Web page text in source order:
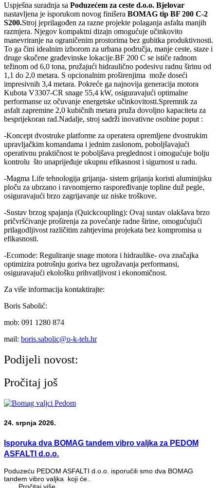
Uspješna suradnja sa Poduzećem za ceste d.o.o. Bjelovar
nastavljena je isporukom novog finišera BOMAG tip BF 200 C-2
S200.Stroj jeprilagođen za razne projekte polaganja asfalta manjih
razmjera. Njegov kompaktni dizajn omogućuje učinkovito
manevriranje na ograničenim prostorima bez gubitka produktivnosti.
To ga čini idealnim izborom za urbana područja, manje ceste, staze i
druge skučene građevinske lokacije.BF 200 C se ističe radnom
težinom od 6,0 tona, pružajući hidraulično podesivu radnu širinu od
1,1 do 2,0 metara. S opcionalnim proširenjima može doseći
impresivnih 3,4 metara. Pokreće ga najnovija generacija motora
Kubota V3307-CR snage 55,4 kW, osiguravajući optimalne
performanse uz očuvanje energetske učinkovitosti.Spremnik za
asfalt zapremine 2,0 kubičnih metara pruža dovoljno kapaciteta za
besprijekoran rad.Nadalje, stroj sadrži inovativne osobine poput :
-Koncept dvostruke platforme za operatera opremljene dvostrukim
upravljačkim komandama i jednim zaslonom, poboljšavajući
operativnu praktičnost te poboljšava preglednost i omogućuje bolju
kontrolu što unaprijeđuje ukupnu efikasnost i sigurnost u radu.
-Magma Life tehnologija grijanja- sistem grijanja koristi aluminijsku
ploču za ubrzano i ravnomjerno raspoređivanje topline duž pegle,
osiguravajući brzo zagrijavanje uz niske troškove.
-Sustav brzog spajanja (Quickcoupling): Ovaj sustav olakšava brzo
pričvršćivanje proširenja za povećanje radne širine, omogućujući
prilagodljivost različitim zahtjevima projekata bez kompromisa u
efikasnosti.
-Ecomode: Reguliranje snage motora i hidraulike- ova značajka
optimizira potrošnju goriva bez ugrožavanja performansi,
osiguravajući ekološku prihvatljivost i ekonomičnost.
Za više informacija kontaktirajte:
Boris Sabolić:
mob: 091 1280 874
mail: boris.sabolic@o-k-teh.hr
Podijeli novost:
Pročitaj još
24. srpnja 2026.
Isporuka dva BOMAG tandem vibro valjka za PEDOM
ASFALTI d.o.o.
Poduzeću PEDOM ASFALTI d.o.o. isporučili smo dva BOMAG
tandem vibro valjka koji će..